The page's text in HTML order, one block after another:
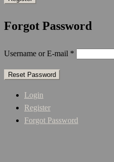
Forgot Password
Username or E-mail *
Login
Register
Forgot Password